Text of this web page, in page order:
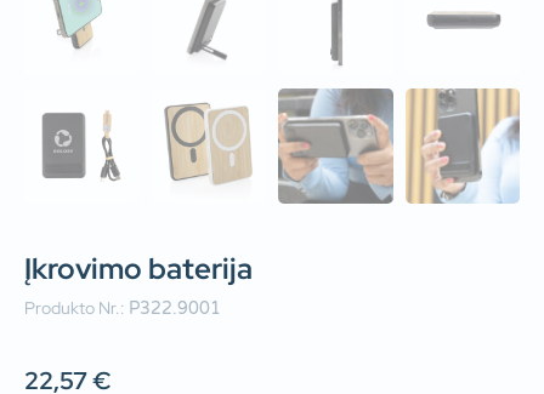
Įkrovimo baterija
Produkto Nr.: P322.9001
22,57€